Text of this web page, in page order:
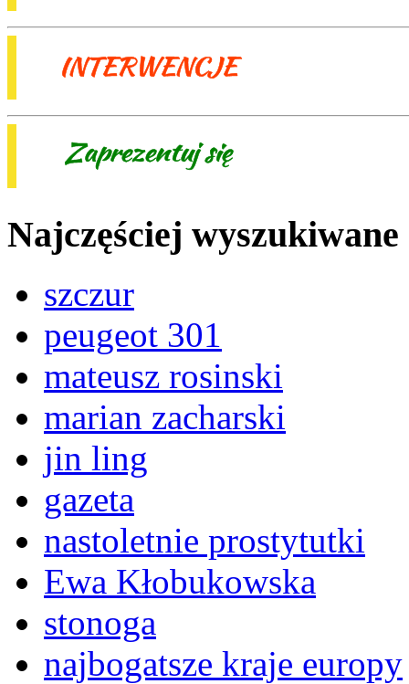
Najczęściej wyszukiwane
szczur
peugeot 301
mateusz rosinski
marian zacharski
jin ling
gazeta
nastoletnie prostytutki
Ewa Kłobukowska
stonoga
najbogatsze kraje europy